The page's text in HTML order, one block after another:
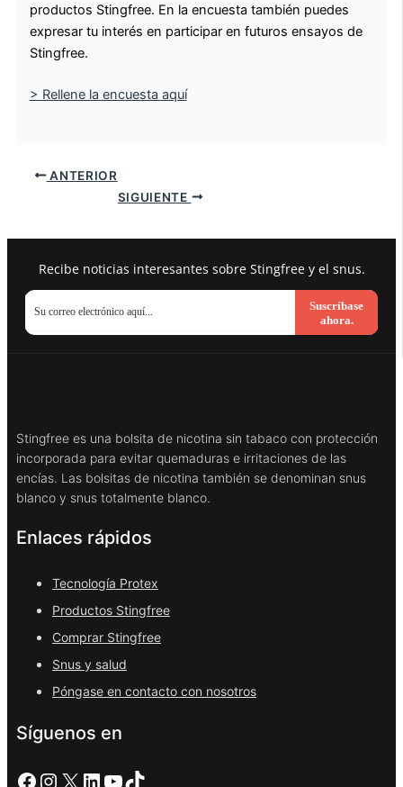
productos Stingfree. En la encuesta también puedes
expresar tu interés en participar en futuros ensayos de
Stingfree.
> Rellene la encuesta aquí
ANTERIOR
SIGUIENTE
Recibe noticias interesantes sobre Stingfree y el snus.
Suscríbase
ahora.
Stingfree es una bolsita de nicotina sin tabaco con protección
incorporada para evitar quemaduras e irritaciones de las
encías. Las bolsitas de nicotina también se denominan snus
blanco y snus totalmente blanco.
Enlaces rápidos
Tecnología Protex
Productos Stingfree
Comprar Stingfree
Snus y salud
Póngase en contacto con nosotros
Síguenos en
Facebook
Instagram
X LinkedIn
YouTube
TikTok